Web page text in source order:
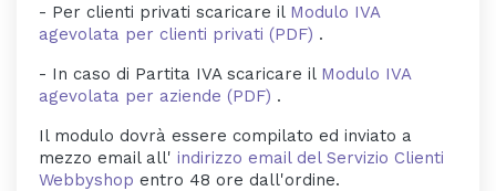
- Per clienti privati scaricare il Modulo IVA
agevolata per clienti privati (PDF) .
- In caso di Partita IVA scaricare il Modulo IVA
agevolata per aziende (PDF) .
Il modulo dovrà essere compilato ed inviato a
mezzo email all' indirizzo email del Servizio Clienti
Webbyshop entro 48 ore dall'ordine.